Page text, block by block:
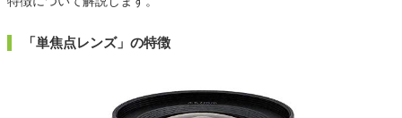
「単焦点レンズ」の特徴